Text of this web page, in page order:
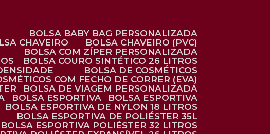
BOLSA BABY BAG PERSONALIZADA
CHAVEIRO
BOLSA CHAVEIRO (PVC)
BOLSA COM ZÍPER PERSONALIZADA
BOLSA COURO SINTÉTICO 26 LITROS
BOLSA DE COSMÉTICOS
COM FECHO DE CORRER (EVA)
BOLSA DE VIAGEM PERSONALIZADA
BOLSA ESPORTIVA
BOLSA ESPORTIVA
BOLSA ESPORTIVA DE NYLON 18 LITROS
BOLSA ESPORTIVA DE POLIÉSTER 35L
BOLSA ESPORTIVA POLIÉSTER 32 LITROS